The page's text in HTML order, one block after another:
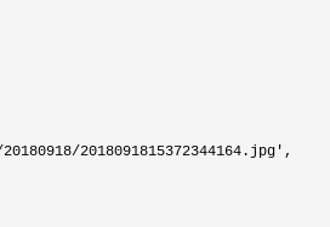
2018091815372344164.jpg' ,